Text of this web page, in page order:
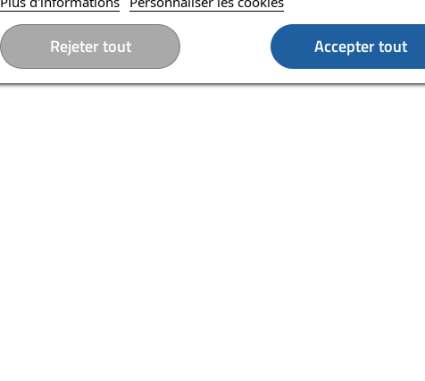
Rejeter tout Accepter tout